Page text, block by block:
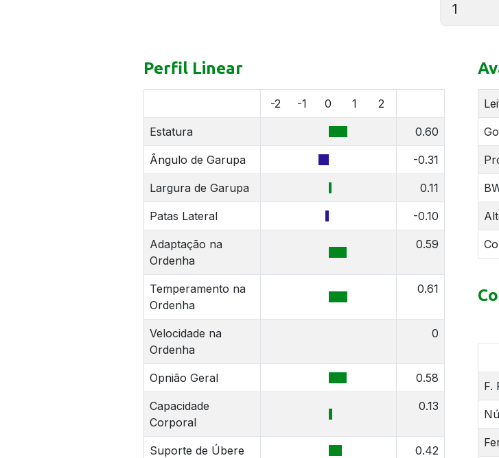
quantidade
Perfil Linear
-2 -1 0 1 2
Estatura 0.60
Ângulo de Garupa -0.31
Largura de Garupa 0.11
Patas Lateral -0.10
Adaptação na
Ordenha
0.59
Temperamento na
Ordenha
0.61
Velocidade na
Ordenha
0
Opnião Geral 0.58
Capacidade
Corporal
0.13
Suporte de Úbere 0.42
F.